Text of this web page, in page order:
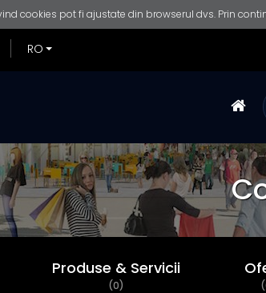
cookies pot fi ajustate din browserul dvs. Prin
Produse & Servicii
(0)